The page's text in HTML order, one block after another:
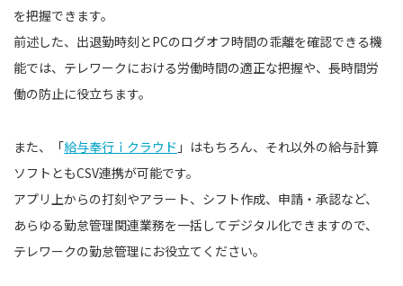
を把握できます。
前述した、出退勤時刻とPCのログオフ時間の乖離を確認できる機
能では、テレワークにおける労働時間の適正な把握や、長時間労
働の防止に役立ちます。
また、「給与奉行ｉクラウド 」はもちろん、それ以外の給与計算
ソフトともCSV連携が可能です。
アプリ上からの打刻やアラート、シフト作成、申請・承認など、
あらゆる勤怠管理関連業務を一括してデジタル化できますので、
テレワークの勤怠管理にお役立てください。